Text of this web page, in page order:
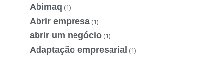
Abimaq (1)
Abrir empresa (1)
abrir um negócio (1)
Adaptação empresarial (1)